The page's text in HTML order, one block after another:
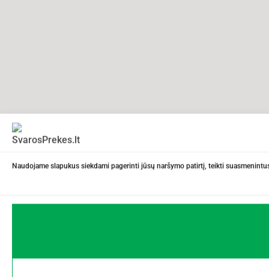
Naudojame slapukus siekdami pagerinti jūsų naršymo patirtį, teikti